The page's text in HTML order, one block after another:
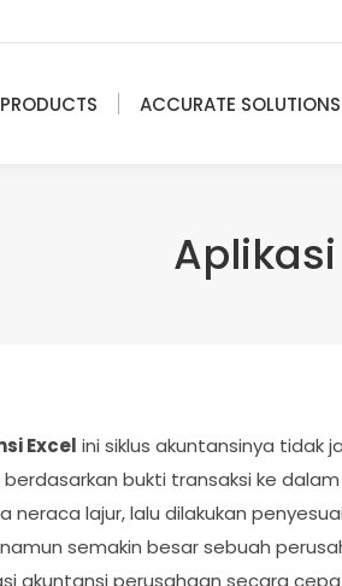
PRODUCTS ACCURATE SOLUTIONS
Excel ini siklus akuntansinya tidak
bukti transaksi ke
neraca lajur, lalu dilakukan
semakin besar sebuah
akuntansi perusahaan secara